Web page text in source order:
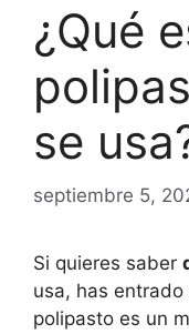
¿Qué
se
septiembre 5,
Si quieres saber
usa, has entrado
polipasto es un